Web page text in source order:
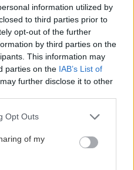
information utilized by
to third parties prior to
opt-out of the further
by third parties on the
This information may
parties on the IAB’s List of
further disclose it to other
uses one or more Google
behaviour. You may click to
and its third-party tags to
purposes in below Google
Opt Outs
of my